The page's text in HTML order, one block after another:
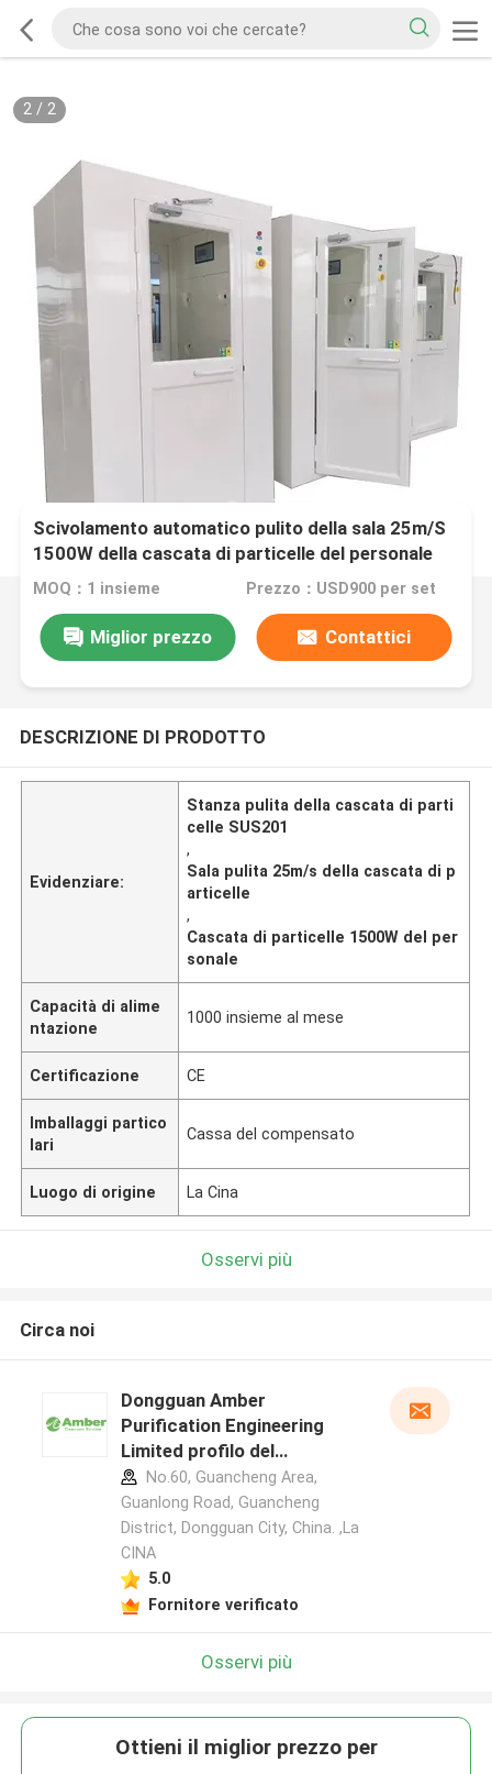
2/ 2
Scivolamento automatico pulito della sala 25m/S
1500W della cascata di particelle del personale
SUS201
MOQ：1 insieme Prezzo：USD900 per set
Miglior prezzo Contattici
DESCRIZIONE DI PRODOTTO
Evidenziare:
Stanza pulita della cascata di parti
celle SUS201
,
Sala pulita 25m/s della cascata di p
articelle
,
Cascata di particelle 1500W del per
sonale
Capacità di alime
ntazione
1000 insieme al mese
Certificazione CE
Imballaggi partico
lari
Cassa del compensato
Luogo di origine La Cina
Osservi più
Circa noi
Dongguan Amber
Purification Engineering
Limited profilo del
produttore
No.60, Guancheng Area,
Guanlong Road, Guancheng
District, Dongguan City, China. ,La
CINA
5.0
Fornitore verificato
Osservi più
Ottieni il miglior prezzo per